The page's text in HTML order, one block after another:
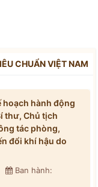
CHUẨN VIỆT NAM
hoạch hành động
thư, Chủ tịch
tác phòng,
đổi khí hậu do
Ban hành: